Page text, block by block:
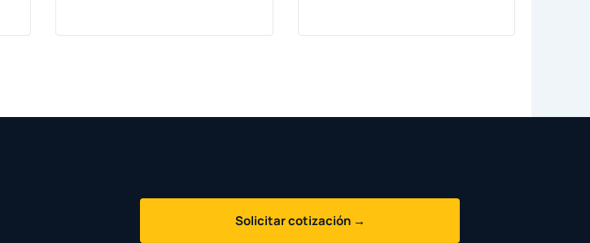
Solicitar cotización →